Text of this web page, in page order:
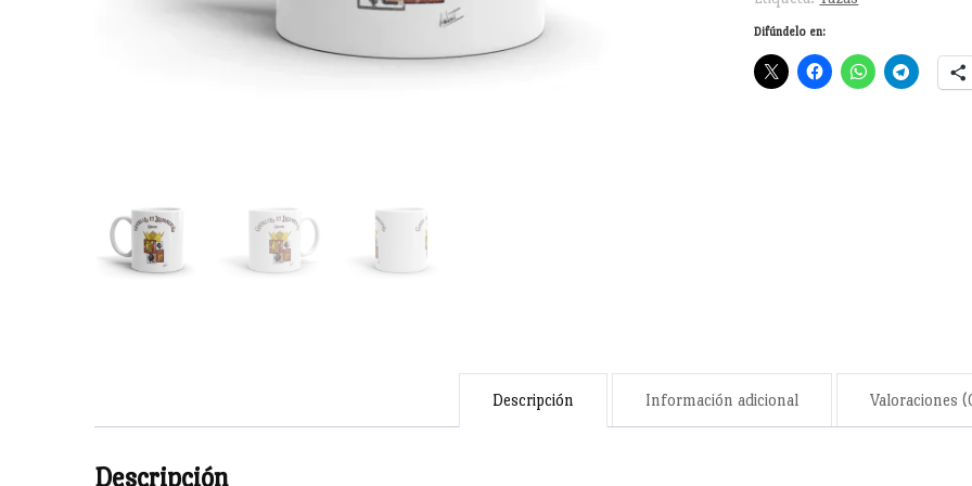
cantidad
Difúndelo en:
Descripción Información adicional Valoraciones
Descripción